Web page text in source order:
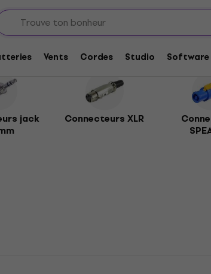
Vents Cordes Studio Software
jack
Connecteurs XLR